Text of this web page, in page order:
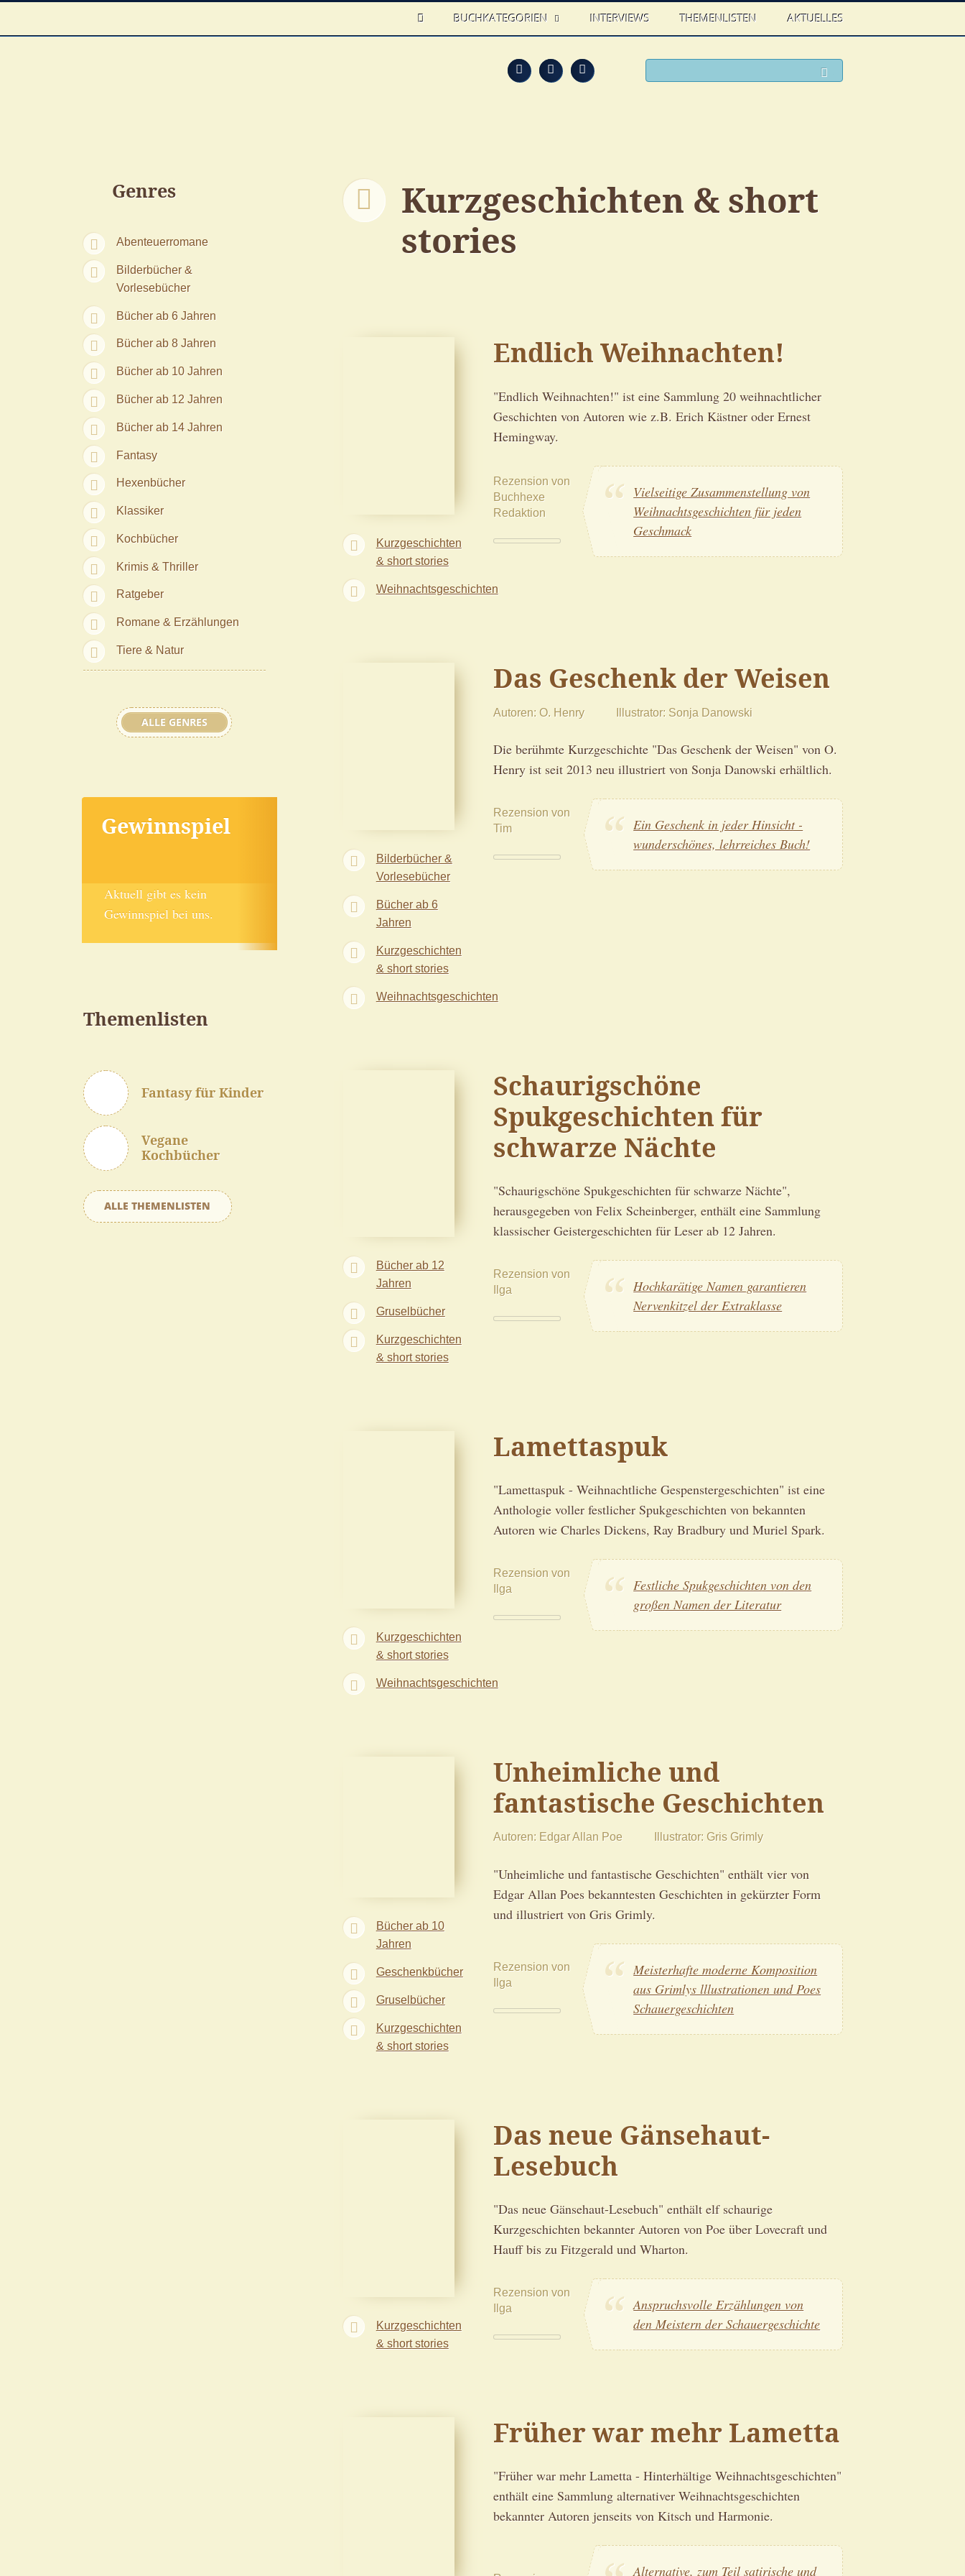
HOME
BUCHKATEGORIEN INTERVIEWS THEMENLISTEN AKTUELLES
Feed FacebookTwitter
Genres
Abenteuerromane
Bilderbücher &
Vorlesebücher
Bücher ab 6 Jahren
Bücher ab 8 Jahren
Bücher ab 10 Jahren
Bücher ab 12 Jahren
Bücher ab 14 Jahren
Fantasy
Hexenbücher
Klassiker
Kochbücher
Krimis & Thriller
Ratgeber
Romane & Erzählungen
Tiere & Natur
ALLE GENRES
Gewinnspiel
Aktuell gibt es kein
Gewinnspiel bei uns.
Themenlisten
Fantasy für Kinder
Vegane
Kochbücher
ALLE THEMENLISTEN
Kurzgeschichten & short
stories
Endlich Weihnachten!
"Endlich Weihnachten!" ist eine Sammlung 20 weihnachtlicher
Geschichten von Autoren wie z.B. Erich Kästner oder Ernest
Hemingway.
Rezension von
Buchhexe
Redaktion
Vielseitige Zusammenstellung von
Weihnachtsgeschichten für jeden
Geschmack
Kurzgeschichten
& short stories
Weihnachtsgeschichten
Das Geschenk der Weisen
Autoren O. Henry Illustrator Sonja Danowski
Die berühmte Kurzgeschichte "Das Geschenk der Weisen" von O.
Henry ist seit 2013 neu illustriert von Sonja Danowski erhältlich.
Rezension von
Tim
Ein Geschenk in jeder Hinsicht -
wunderschönes, lehrreiches Buch!
Bilderbücher &
Vorlesebücher
Bücher ab 6
Jahren
Kurzgeschichten
& short stories
Weihnachtsgeschichten
Schaurigschöne
Spukgeschichten für
schwarze Nächte
"Schaurigschöne Spukgeschichten für schwarze Nächte",
herausgegeben von Felix Scheinberger, enthält eine Sammlung
klassischer Geistergeschichten für Leser ab 12 Jahren.
Rezension von
Ilga
Hochkarätige Namen garantieren
Nervenkitzel der Extraklasse
Bücher ab 12
Jahren
Gruselbücher
Kurzgeschichten
& short stories
Lamettaspuk
"Lamettaspuk - Weihnachtliche Gespenstergeschichten" ist eine
Anthologie voller festlicher Spukgeschichten von bekannten
Autoren wie Charles Dickens, Ray Bradbury und Muriel Spark.
Rezension von
Ilga
Festliche Spukgeschichten von den
großen Namen der Literatur
Kurzgeschichten
& short stories
Weihnachtsgeschichten
Unheimliche und
fantastische Geschichten
Autoren Edgar Allan Poe Illustrator Gris Grimly
"Unheimliche und fantastische Geschichten" enthält vier von
Edgar Allan Poes bekanntesten Geschichten in gekürzter Form
und illustriert von Gris Grimly.
Rezension von
Ilga
Meisterhafte moderne Komposition
aus Grimlys lllustrationen und Poes
Schauergeschichten
Bücher ab 10
Jahren
Geschenkbücher
Gruselbücher
Kurzgeschichten
& short stories
Das neue Gänsehaut-
Lesebuch
"Das neue Gänsehaut-Lesebuch" enthält elf schaurige
Kurzgeschichten bekannter Autoren von Poe über Lovecraft und
Hauff bis zu Fitzgerald und Wharton.
Rezension von
Ilga
Anspruchsvolle Erzählungen von
den Meistern der Schauergeschichte
Kurzgeschichten
& short stories
Früher war mehr Lametta
"Früher war mehr Lametta - Hinterhältige Weihnachtsgeschichten"
enthält eine Sammlung alternativer Weihnachtsgeschichten
bekannter Autoren jenseits von Kitsch und Harmonie.
Alternative, zum Teil satirische und